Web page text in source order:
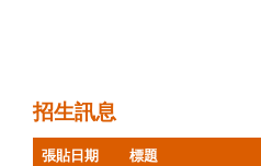
招生訊息
張貼日期 標題